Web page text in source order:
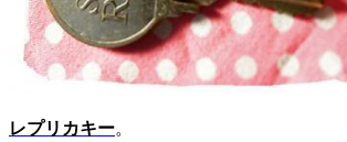
レプリカキー。